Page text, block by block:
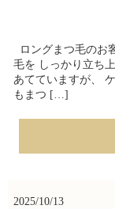
ロングまつ毛のお
毛を しっかり立ち
あてていますが、
もまつ […]
2025/10/13